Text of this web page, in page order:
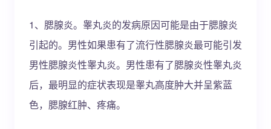
1、腮腺炎。睾丸炎的发病原因可能是由于腮腺炎
引起的。男性如果患有了流行性腮腺炎最可能引发
男性腮腺炎性睾丸炎。男性患有了腮腺炎性睾丸炎
后，最明显的症状表现是睾丸高度肿大并呈紫蓝
色，腮腺红肿、疼痛。